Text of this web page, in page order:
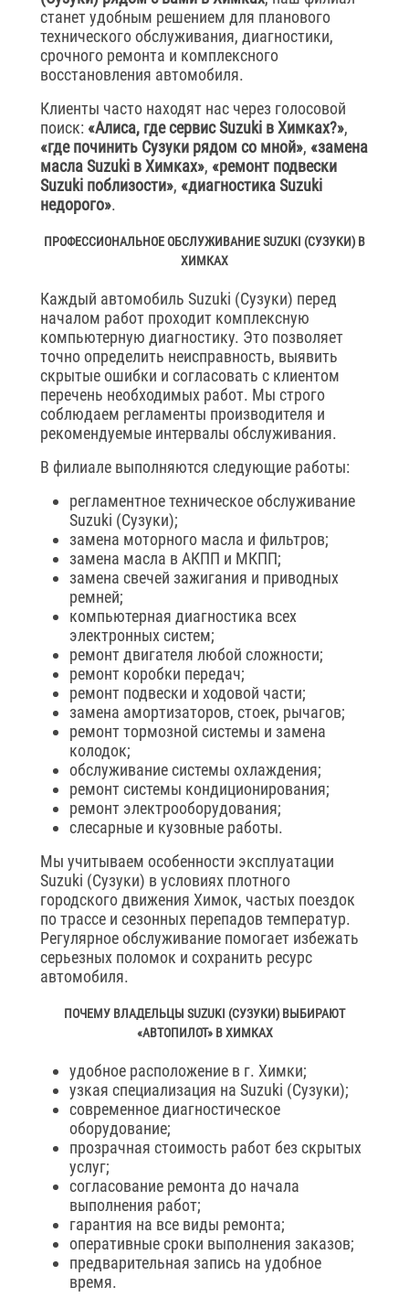
станет удобным решением для планового
технического обслуживания, диагностики,
срочного ремонта и комплексного
восстановления автомобиля.
Клиенты часто находят нас через голосовой
поиск: «Алиса, где сервис Suzuki в Химках?»,
«где починить Сузуки рядом со мной», «замена
масла Suzuki в Химках», «ремонт подвески
Suzuki поблизости», «диагностика Suzuki
недорого».
ПРОФЕССИОНАЛЬНОЕ ОБСЛУЖИВАНИЕ SUZUKI (СУЗУКИ) В
ХИМКАХ
Каждый автомобиль Suzuki (Сузуки) перед
началом работ проходит комплексную
компьютерную диагностику. Это позволяет
точно определить неисправность, выявить
скрытые ошибки и согласовать с клиентом
перечень необходимых работ. Мы строго
соблюдаем регламенты производителя и
рекомендуемые интервалы обслуживания.
В филиале выполняются следующие работы:
регламентное техническое обслуживание
Suzuki (Сузуки);
замена моторного масла и фильтров;
замена масла в АКПП и МКПП;
замена свечей зажигания и приводных
ремней;
компьютерная диагностика всех
электронных систем;
ремонт двигателя любой сложности;
ремонт коробки передач;
ремонт подвески и ходовой части;
замена амортизаторов, стоек, рычагов;
ремонт тормозной системы и замена
колодок;
обслуживание системы охлаждения;
ремонт системы кондиционирования;
ремонт электрооборудования;
слесарные и кузовные работы.
Мы учитываем особенности эксплуатации
Suzuki (Сузуки) в условиях плотного
городского движения Химок, частых поездок
по трассе и сезонных перепадов температур.
Регулярное обслуживание помогает избежать
серьезных поломок и сохранить ресурс
автомобиля.
ПОЧЕМУ ВЛАДЕЛЬЦЫ SUZUKI (СУЗУКИ) ВЫБИРАЮТ
«АВТОПИЛОТ» В ХИМКАХ
удобное расположение в г. Химки;
узкая специализация на Suzuki (Сузуки);
современное диагностическое
оборудование;
прозрачная стоимость работ без скрытых
услуг;
согласование ремонта до начала
выполнения работ;
гарантия на все виды ремонта;
оперативные сроки выполнения заказов;
предварительная запись на удобное
время.